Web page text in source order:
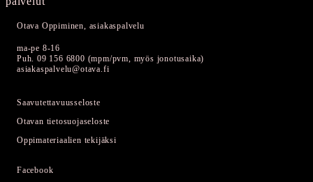
Otava Oppiminen, asiakaspalvelu
ma-pe 8-16
Puh. 09 156 6800 (mpm/pvm, myös jonotusaika)
asiakaspalvelu@otava.fi
Saavutettavuusseloste
Otavan tietosuojaseloste
Oppimateriaalien tekijäksi
Facebook